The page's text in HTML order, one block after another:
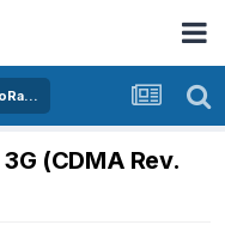
(CDMA Rev.